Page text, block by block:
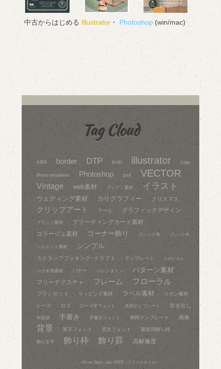
中古からはじめる Illustrator ・ Photoshop (win/mac)
Tag Cloud
ABR border DTP icon illustrator Logo
Menu-templates Photoshop psd VECTOR
Vintage web素材 アジアン素材 イラスト
ウェディング素材 カリグラフィー クリスマス
クリップアート クール グラフィックデザイン
グランジ素材 グリーティングカード素材
コラージュ素材 コーナー飾り ゴシック体 ゴシック系
シルエット素材 シンプル
スクラップブッキング･クラフト テンプレート トロピカル
ハガキ用素材 バナー バレンタイン パターン素材
フリーテクスチャ フレーム フローラル
ブラシセット ラッピング素材 ラベル素材 リボン素材
レース ロゴ ローマ字フォント 名刺テンプレート 吹き出し
年賀状 手書き 手書きフォント 無料テンプレート 画像
背景 英字フォント 英文フォント 賞状用飾り枠
飾り文字 飾り枠 飾り罫 高解像度
©Free-Style – ALL FREE（フリースタイル）